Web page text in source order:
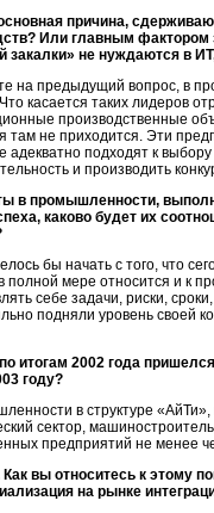
причина,
Или главным фактором
не нуждаются в
на предыдущий вопрос, в
касается таких лидеров
производственные
там не приходится. Эти
адекватно подходят к
и производить
в промышленности,
каково будет их
бы начать с того, что
мере относится и к
себе задачи, риски,
подняли уровень своей
итогам 2002 года
году?
в структуре
сектор,
предприятий не менее
вы относитесь к
на рынке